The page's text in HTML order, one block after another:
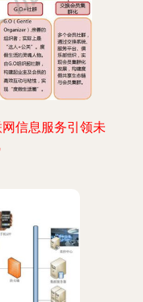
信息服务引领未